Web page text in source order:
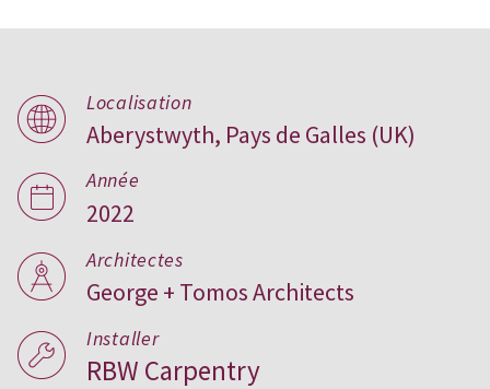
Bay View, UK
Localisation
Aberystwyth, Pays de Galles (UK)
Année
2022
Architectes
George + Tomos Architects
Installer
RBW Carpentry